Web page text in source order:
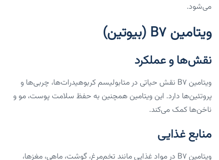
می‌شود.
ویتامین B7 (بیوتین)
نقش‌ها و عملکرد
ویتامین B7 نقش حیاتی در متابولیسم کربوهیدرات‌ها، چربی‌ها و
پروتئین‌ها دارد. این ویتامین همچنین به حفظ سلامت پوست، مو و
ناخن‌ها کمک می‌کند.
منابع غذایی
ویتامین B7 در مواد غذایی مانند تخم‌مرغ، گوشت، ماهی، مغزها،